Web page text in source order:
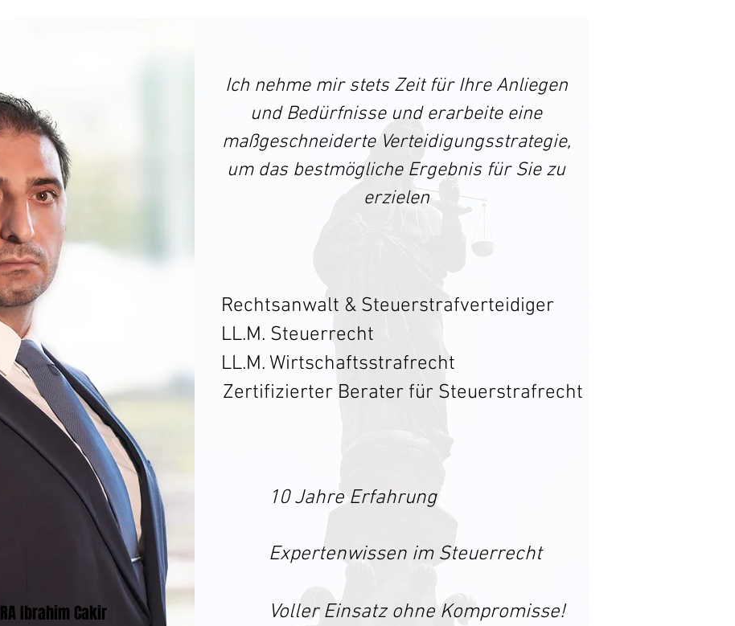
RA Ibrahim Cakir
Ich nehme mir stets Zeit für Ihre Anliegen
und Bedürfnisse und erarbeite eine
maßgeschneiderte Verteidigungsstrategie,
um das bestmögliche Ergebnis für Sie zu
erzielen
Rechtsanwalt & Steuerstrafverteidiger
LL.M. Steuerrecht
LL.M. Wirtschaftsstrafrecht
Zertifi­zierter Berater für Steuerstrafrecht
10 Jahre Erfahrung
Expertenwissen im Steuerrecht
Voller Einsatz ohne Kompromisse!